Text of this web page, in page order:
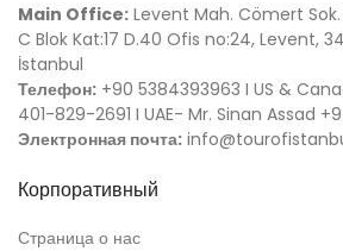
Main Office: Levent Mah. Cömert Sok.
C Blok Kat:17 D.40 Ofis no:24, Levent,
İstanbul
Телефон: +90 5384393963 I US &
401-829-2691 I UAE- Mr. Sinan Assad
Электронная почта:
Корпоративный
Страница о нас